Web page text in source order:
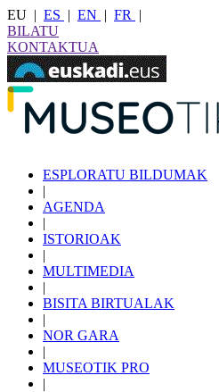
EU | ES | EN | FR
|
BILATU
KONTAKTUA
ESPLORATU BILDUMAK
|
AGENDA
|
ISTORIOAK
|
MULTIMEDIA
|
BISITA BIRTUALAK
|
NOR GARA
|
MUSEOTIK PRO
|